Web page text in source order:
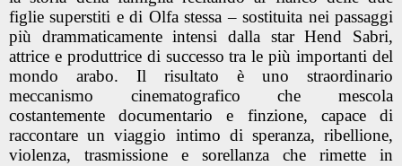
figlie superstiti e di Olfa stessa – sostituita nei passaggi
più drammaticamente intensi dalla star Hend Sabri,
attrice e produttrice di successo tra le più importanti del
mondo arabo. Il risultato è uno straordinario
meccanismo cinematografico che mescola
costantemente documentario e finzione, capace di
raccontare un viaggio intimo di speranza, ribellione,
violenza, trasmissione e sorellanza che rimette in